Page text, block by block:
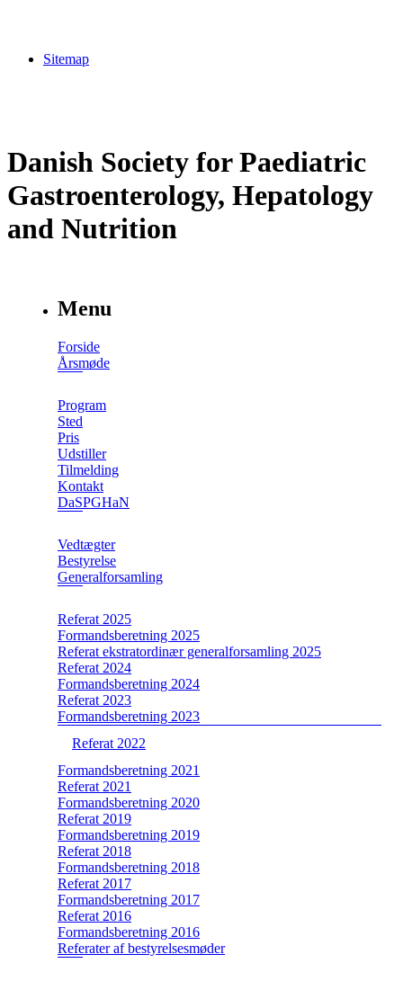
Sitemap
Danish Society for Paediatric
Gastroenterology, Hepatology
and Nutrition
Menu
Forside
Årsmøde
Program
Sted
Pris
Udstiller
Tilmelding
Kontakt
DaSPGHaN
Vedtægter
Bestyrelse
Generalforsamling
Referat 2025
Formandsberetning 2025
Referat ekstratordinær generalforsamling 2025
Referat 2024
Formandsberetning 2024
Referat 2023
Formandsberetning 2023
Referat 2022
Formandsberetning 2021
Referat 2021
Formandsberetning 2020
Referat 2019
Formandsberetning 2019
Referat 2018
Formandsberetning 2018
Referat 2017
Formandsberetning 2017
Referat 2016
Formandsberetning 2016
Referater af bestyrelsesmøder